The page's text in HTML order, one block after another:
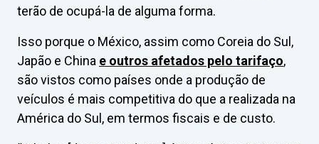
terão de ocupá-la de alguma forma.
Isso porque o México, assim como Coreia do Sul,
Japão e China e outros afetados pelo tarifaço,
são vistos como países onde a produção de
veículos é mais competitiva do que a realizada na
América do Sul, em termos fiscais e de custo.